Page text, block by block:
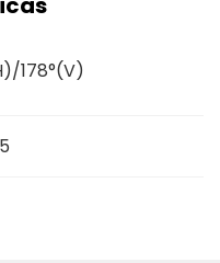
178°(V)